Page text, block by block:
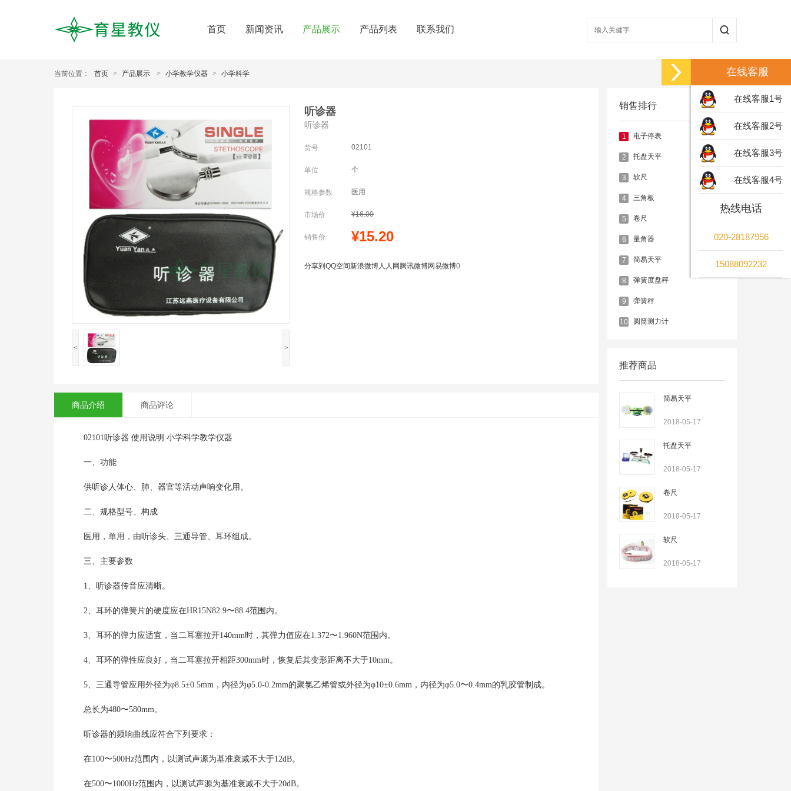
首页 新闻资讯 产品展示 产品列表 联系我们
当前位置： 首页 > 产品展示 > 小学教学仪器 > 小学科学
< >
听诊器
听诊器
货号 02101
单位 个
规格参数 医用
市场价 ¥16.00
销售价 ¥15.20
分享到 QQ空间新浪微博人人网 腾讯微博网易微博0
商品介绍 商品评论
02101听诊器 使用说明 小学科学教学仪器
一、功能
供听诊人体心、肺、器官等活动声响变化用。
二、规格型号、构成
医用，单用，由听诊头、三通导管、耳环组成。
三、主要参数
1、听诊器传音应清晰。
2、耳环的弹簧片的硬度应在HR15N82.9〜88.4范围内。
3、耳环的弹力应适宜，当二耳塞拉开140mm时，其弹力值应在1.372〜1.960N范围内。
4、耳环的弹性应良好，当二耳塞拉开相距300mm时，恢复后其变形距离不大于10mm。
5、三通导管应用外径为φ8.5±0.5mm，内径为φ5.0-0.2mm的聚氯乙烯管或外径为φ10±0.6mm，内径为φ5.0〜0.4mm的乳胶管制成。
总长为480〜580mm。
听诊器的频响曲线应符合下列要求：
在100〜500Hz范围内，以测试声源为基准衰减不大于12dB。
在500〜1000Hz范围内，以测试声源为基准衰减不大于20dB。
销售排行
1 电子停表
2 托盘天平
3 软尺
4 三角板
5 卷尺
6 量角器
7 简易天平
8 弹簧度盘秤
9 弹簧秤
10 圆筒测力计
推荐商品
简易天平
2018-05-17
托盘天平
2018-05-17
卷尺
2018-05-17
软尺
2018-05-17
在线客服
在线客服1号
在线客服2号
在线客服3号
在线客服4号
热线电话
020-28187956
15088092232